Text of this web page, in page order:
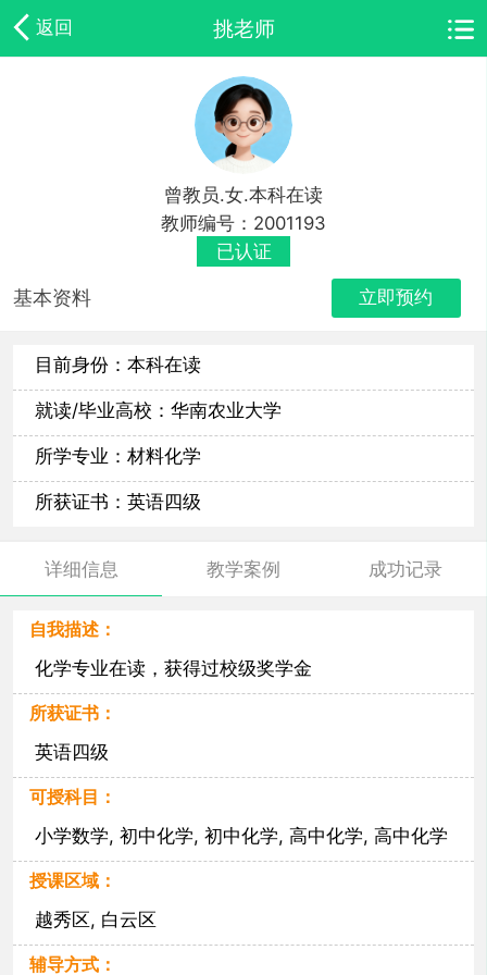
返回 挑老师
曾教员.女.本科在读
教师编号：2001193
已认证
基本资料 立即预约
目前身份：本科在读
就读/毕业高校：华南农业大学
所学专业：材料化学
所获证书：英语四级
详细信息 教学案例 成功记录
自我描述：
化学专业在读，获得过校级奖学金
所获证书：
英语四级
可授科目：
小学数学, 初中化学, 初中化学, 高中化学, 高中化学
授课区域：
越秀区, 白云区
辅导方式：